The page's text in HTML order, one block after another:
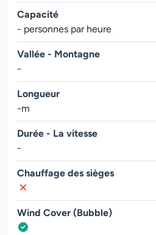
Capacité
- personnes par heure
Vallée - Montagne
-
Longueur
-m
Durée - La vitesse
-
Chauffage des sièges
Wind Cover (Bubble)